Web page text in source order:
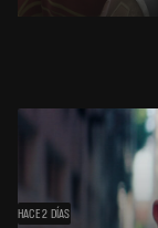
HACE 2 DÍAS